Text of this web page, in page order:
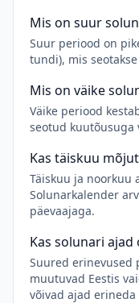
Mis on suur
Suur periood on
tundi), mis
Mis on väike
Väike periood
seotud kuutõusuga
Kas täiskuu
Täiskuu ja noorkuu
Solunarkalender
päevaajaga.
Kas solunari ajad
Suured erinevused
muutuvad Eestis
võivad ajad